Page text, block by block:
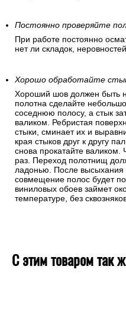
Постоянно проверяйте
При работе постоянно
нет ли складок,
Хорошо обработайте
Хороший шов должен быть
полотна сделайте
соседнюю полосу, а стык
валиком. Ребристая
стыки, сминает их и
края стыков друг к другу
снова прокатайте валиком.
раз. Переход полотнищ
ладонью. После высыхания
совмещение полос будет
виниловых обоев займет
температуре, без
С этим товаром так